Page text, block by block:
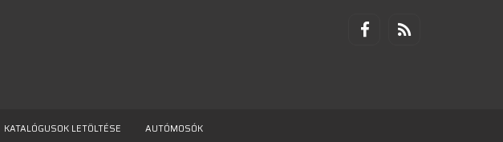
KATALÓGUSOK LETÖLTÉSE AUTÓMOSÓK